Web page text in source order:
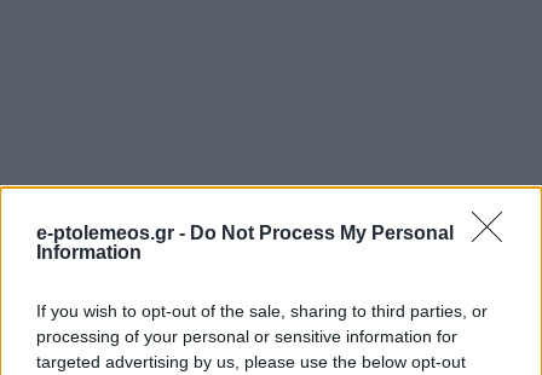
e-ptolemeos.gr - Do Not Process My Personal
Information
If you wish to opt-out of the sale, sharing to third parties, or
processing of your personal or sensitive information for
targeted advertising by us, please use the below opt-out
ΠΟΛΙΤΙΣΜΌΣ ΜΟΥΣΙΚΈΣ ΕΠΙΛΟΓΈΣ